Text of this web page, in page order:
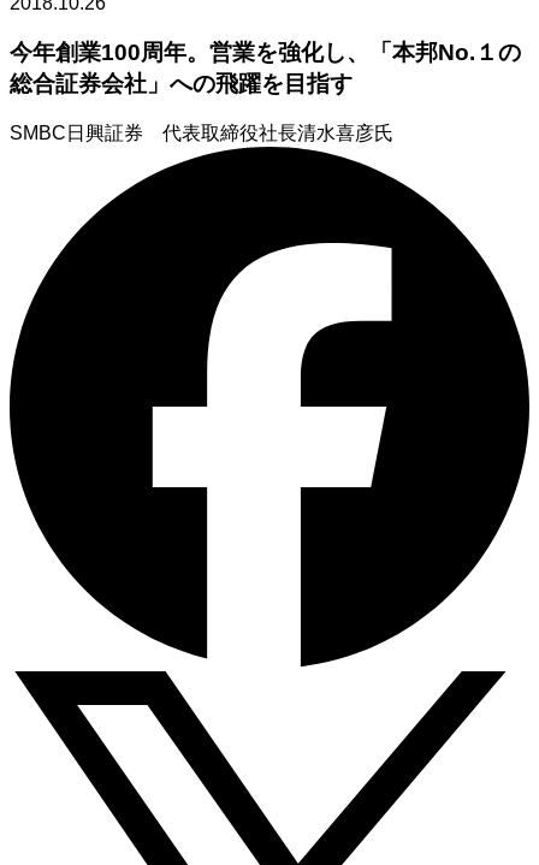
今年創業100周年。営業を強化し、「本邦No.１の
総合証券会社」への飛躍を目指す
SMBC日興証券 代表取締役社長清水喜彦氏